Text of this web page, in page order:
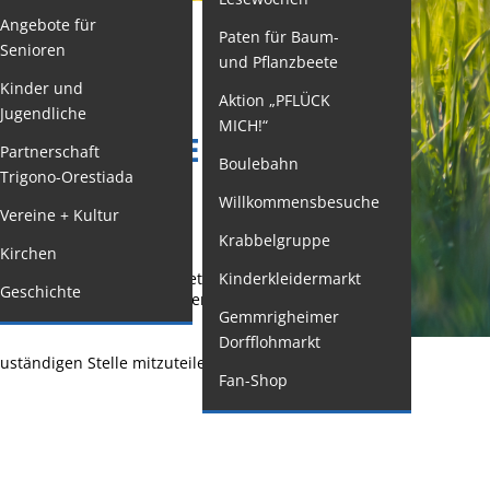
Formulare
Mängelmeldung
Winterdienst
Gutachterausschuss
Organspende
Gleichstellung
Angebote für
Senioren
Kinder und
Jugendliche
Partnerschaft
Trigono-Orestiada
Vereine + Kultur
Kirchen
Geschichte
Paten für Baum-
und Pflanzbeete
Aktion „PFLÜCK
MICH!“
Boulebahn
Willkommensbesuche
Krabbelgruppe
Kinderkleidermarkt
Gemmrigheimer
Dorfflohmarkt
Fan-Shop
PERSONEN IN
des Heimarbeitsgesetzes sowie Personen,
sind, unterliegen besonderen
Stelle mitzuteilen.